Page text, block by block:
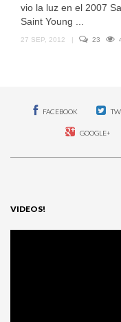
vio la luz en el 2007
Saint Young ...
27 SEP, 2012 | 23
FACEBOOK
GOOGLE+
VIDEOS!